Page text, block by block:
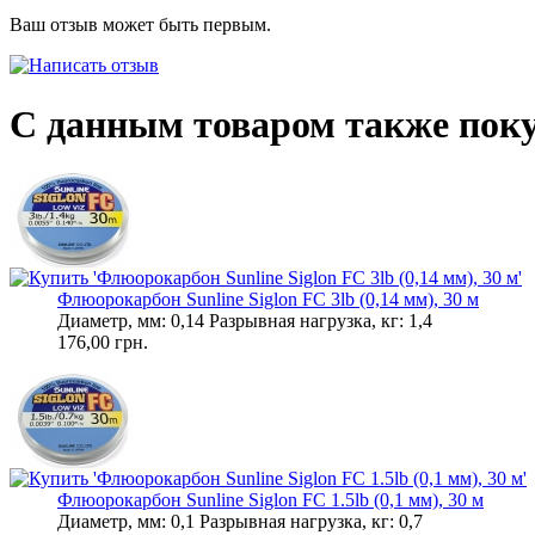
Ваш отзыв может быть первым.
С данным товаром также
Флюорокарбон Sunline Siglon FC 3lb (0,14 мм), 30 м
Диаметр, мм: 0,14 Разрывная нагрузка, кг: 1,4
176,00 грн.
Флюорокарбон Sunline Siglon FC 1.5lb (0,1 мм), 30 м
Диаметр, мм: 0,1 Разрывная нагрузка, кг: 0,7